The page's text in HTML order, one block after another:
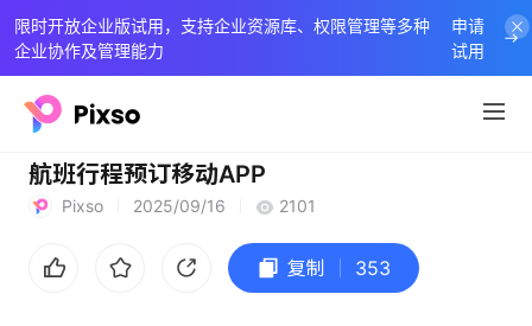
限时开放企业版试用，支持企业资源库、权限管理等多种
企业协作及管理能力
申请
试用
航班行程预订移动APP
Pixso 2025/09/16 2101
复制 353